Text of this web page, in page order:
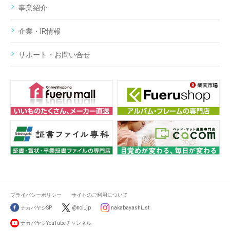
事業紹介
企業・IR情報
サポート・お問い合せ
プライバシーポリシー サイトのご利用について
ナカバヤシSP @ncl_jp nakabayashi_st
ナカバヤシYouTubeチャンネル